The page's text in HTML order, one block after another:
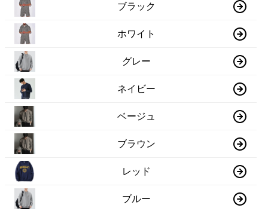
ブラック
ホワイト
グレー
ネイビー
ベージュ
ブラウン
レッド
ブルー